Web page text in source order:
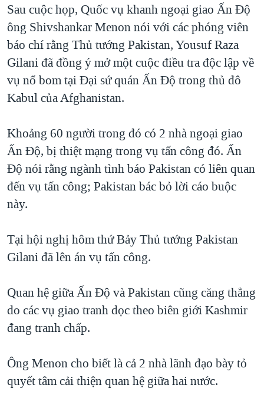
SỨC KHOẺ
VĂN HOÁ
THỂ THAO
TRỊNH VĨNH BÌNH - NGƯỜI HẠ 'BÊN THẮNG CUỘC'
GROUND ZERO – XƯA VÀ NAY
CHI PHÍ CHIẾN TRANH AFGHANISTAN
CÁC GIÁ TRỊ CỘNG HÒA Ở VIỆT NAM
THƯỢNG ĐỈNH TRUMP-KIM TẠI VIỆT NAM
NGƯ DÂN VIỆT VÀ LÀN SÓNG TRỘM HẢI SÂM
BÊN KIA QUỐC LỘ: TIẾNG VỌNG TỪ NÔNG THÔN MỸ
QUAN HỆ VIỆT MỸ
Ngôn ngữ khác
Sau cuộc họp, Quốc vụ khanh ngoại giao Ấn Độ
ông Shivshankar Menon nói với các phóng viên
báo chí rằng Thủ tướng Pakistan, Yousuf Raza
Gilani đã đồng ý mở một cuộc điều tra độc lập về
vụ nổ bom tại Đại sứ quán Ấn Độ trong thủ đô
Kabul của Afghanistan.
Khoảng 60 người trong đó có 2 nhà ngoại giao
Ấn Độ, bị thiệt mạng trong vụ tấn công đó. Ấn
Độ nói rằng ngành tình báo Pakistan có liên quan
đến vụ tấn công; Pakistan bác bỏ lời cáo buộc
này.
Tại hội nghị hôm thứ Bảy Thủ tướng Pakistan
Gilani đã lên án vụ tấn công.
Quan hệ giữa Ấn Độ và Pakistan cũng căng thẳng
do các vụ giao tranh dọc theo biên giới Kashmir
đang tranh chấp.
Ông Menon cho biết là cả 2 nhà lãnh đạo bày tỏ
quyết tâm cải thiện quan hệ giữa hai nước.